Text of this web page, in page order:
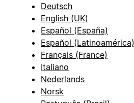
Deutsch
English (UK)
Español (España)
Español (Latinoamérica)
Français (France)
Italiano
Nederlands
Norsk